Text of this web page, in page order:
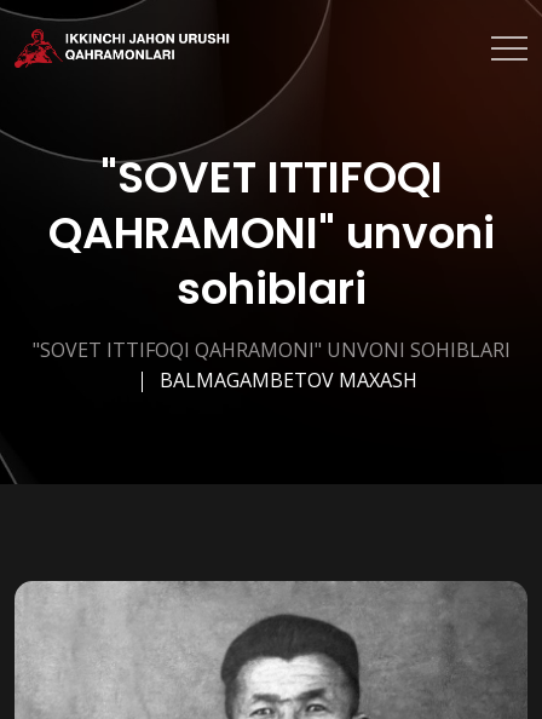
"SOVET ITTIFOQI
QAHRAMONI" unvoni
sohiblari
"SOVET ITTIFOQI QAHRAMONI" UNVONI SOHIBLARI
BALMAGAMBETOV MAXASH